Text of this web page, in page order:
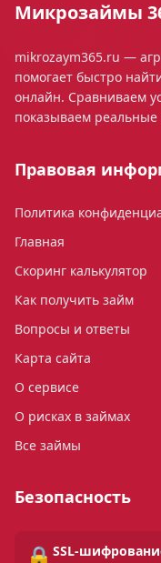
Микрозаймы
mikrozaym365.ru —
помогает быстро
онлайн. Сравниваем
показываем
Правовая
Политика
Главная
Скоринг калькулятор
Как получить займ
Вопросы и ответы
Карта сайта
О сервисе
О рисках в займах
Все займы
Безопасность
🔒 SSL-